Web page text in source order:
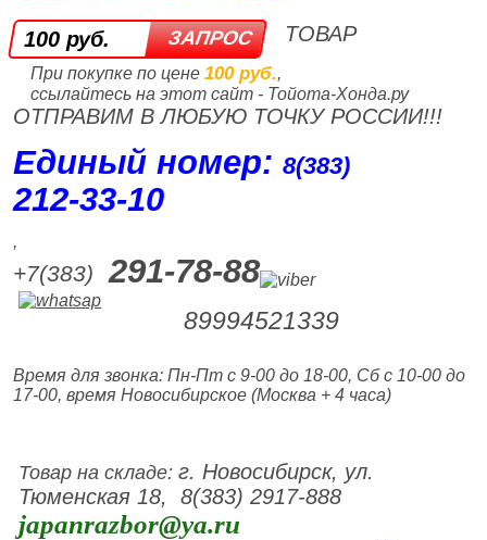
100 руб.
При покупке по цене 100 руб.,
ссылайтесь на этот сайт - Тойота-Хонда.ру
ТОВАР
ОТПРАВИМ В ЛЮБУЮ ТОЧКУ РОССИИ!!!
Единый номер:8(383)
212‑33‑10
,
+7(383) 291-78-88
89994521339
Время для звонка: Пн-Пт с 9-00 до 18-00, Сб с 10-00 до
17-00, время Новосибирское (Москва + 4 часа)
Товар на складе:г. Новосибирск, ул.
Тюменская 18, 8(383) 2917-888
japanrazbor@ya.ru